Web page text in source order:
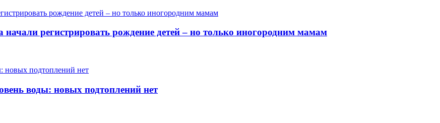
регистрировать рождение детей – но только иногородним мамам
воды: новых подтоплений нет